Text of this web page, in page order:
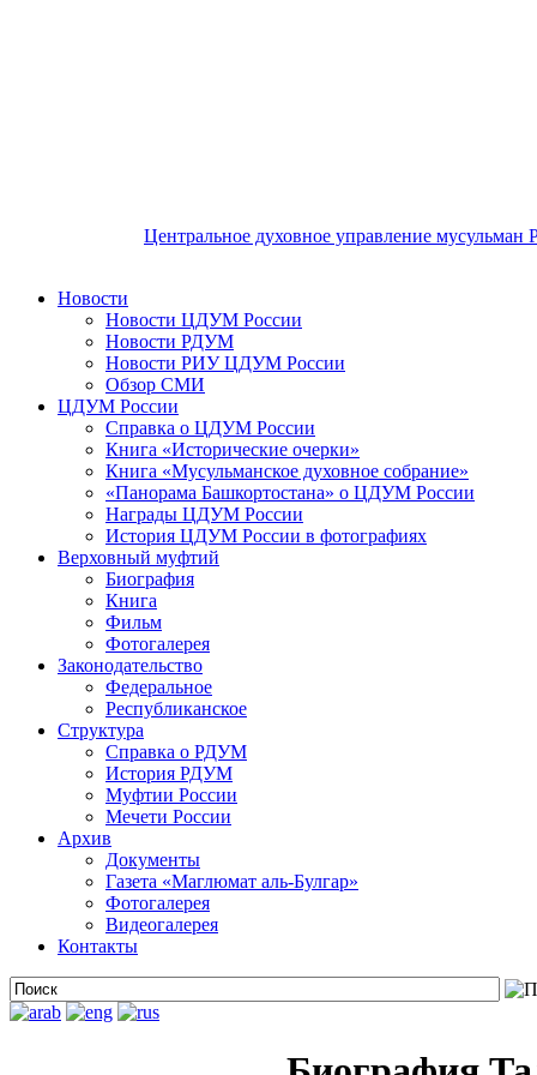
Центральное духовное управление мусульман
Новости
Новости ЦДУМ России
Новости РДУМ
Новости РИУ ЦДУМ России
Обзор СМИ
ЦДУМ России
Справка о ЦДУМ России
Книга «Исторические очерки»
Книга «Мусульманское духовное собрание»
«Панорама Башкортостана» о ЦДУМ России
Награды ЦДУМ России
История ЦДУМ России в фотографиях
Верховный муфтий
Биография
Книга
Фильм
Фотогалерея
Законодательство
Федеральное
Республиканское
Структура
Справка о РДУМ
История РДУМ
Муфтии России
Мечети России
Архив
Документы
Газета «Маглюмат аль-Булгар»
Фотогалерея
Видеогалерея
Контакты